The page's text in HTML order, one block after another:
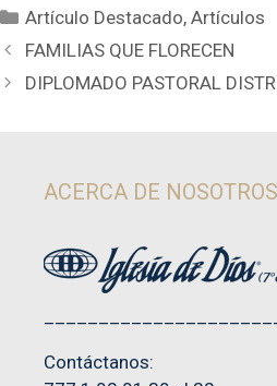
Categorías
Artículo Destacado,Artículos
FAMILIAS QUE FLORECEN
DIPLOMADO PASTORAL
ACERCA DE NOSOTROS
Contáctanos: